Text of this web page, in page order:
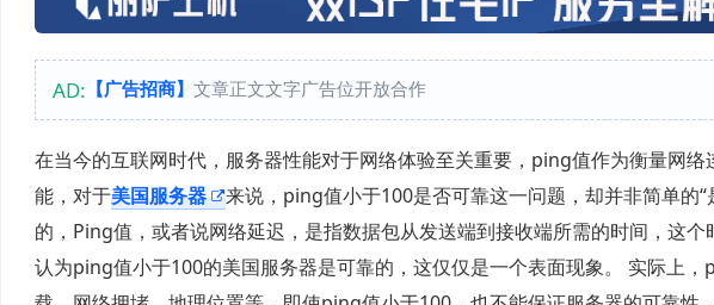
AD: 【广告招商】 文章正文文字广告位开放合作
在当今的互联网时代，服务器性能对于网络体验至关重要，ping值作为衡量网
能，对于美国服务器
来说，ping值小于100是否可靠这一问题，却并非简单的
的，Ping值，或者说网络延迟，是指数据包从发送端到接收端所需的时间，这
认为ping值小于100的美国服务器是可靠的，这仅仅是一个表面现象。 实际上